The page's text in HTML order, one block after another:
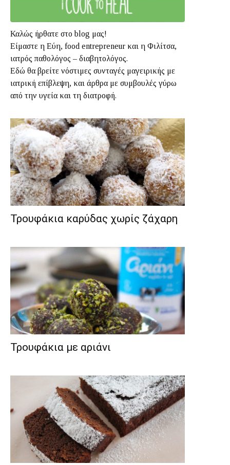
Καλώς ήρθατε στο blog μας!
Είμαστε η Εύη, food entrepreneur και η Φιλίτσα,
ιατρός παθολόγος – διαβητολόγος.
Εδώ θα βρείτε νόστιμες συνταγές μαγειρικής με
ιατρική επίβλεψη, και άρθρα με συμβουλές γύρω
από την υγεία και τη διατροφή.
Τρουφάκια καρύδας χωρίς ζάχαρη
Τρουφάκια με αριάνι